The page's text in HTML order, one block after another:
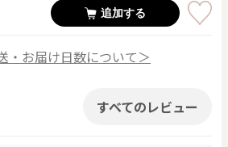
追加する
・お届け日数について＞
すべてのレビュー